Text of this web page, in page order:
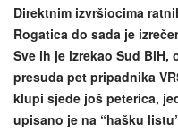
i
g
a
t
i
o
Direktnim izvršiocima
Rogatica do sada je
Sve ih je izrekao Sud
presuda pet pripadnika
klupi sjede još peterica,
upisano je na “hašku